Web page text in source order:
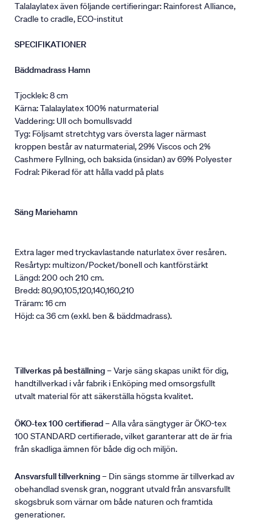
Talalaylatex även följande certifieringar: Rainforest Alliance,
Cradle to cradle, ECO-institut
SPECIFIKATIONER
Bäddmadrass Hamn
Tjocklek: 8 cm
Kärna: Talalaylatex 100% naturmaterial
Vaddering: Ull och bomullsvadd
Tyg: Följsamt stretchtyg vars översta lager närmast
kroppen består av naturmaterial, 29% Viscos och 2%
Cashmere Fyllning, och baksida (insidan) av 69% Polyester
Fodral: Pikerad för att hålla vadd på plats
Säng Mariehamn
Extra lager med tryckavlastande naturlatex över resåren.
Resårtyp: multizon/Pocket/bonell och kantförstärkt
Längd: 200 och 210 cm.
Bredd: 80,90,105,120,140,160,210
Träram: 16 cm
Höjd: ca 36 cm (exkl. ben & bäddmadrass).
Tillverkas på beställning– Varje säng skapas unikt för dig,
handtillverkad i vår fabrik i Enköping med omsorgsfullt
utvalt material för att säkerställa högsta kvalitet.
ÖKO-tex 100 certifierad– Alla våra sängtyger är ÖKO-tex
100 STANDARD certifierade, vilket garanterar att de är fria
från skadliga ämnen för både dig och miljön.
Ansvarsfull tillverkning– Din sängs stomme är tillverkad av
obehandlad svensk gran, noggrant utvald från ansvarsfullt
skogsbruk som värnar om både naturen och framtida
generationer.